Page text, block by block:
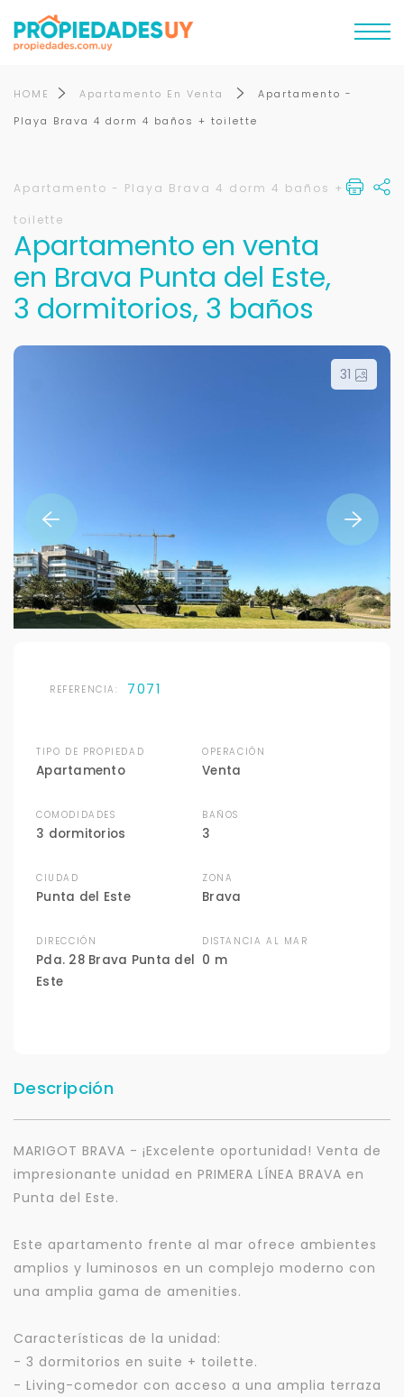
HOME Apartamento En Venta
Apartamento -
Playa Brava 4 dorm 4 baños + toilette
Apartamento - Playa Brava 4 dorm 4 baños +
toilette
Apartamento en venta
en Brava Punta del Este,
3 dormitorios, 3 baños
31
REFERENCIA: 7071
TIPO DE PROPIEDAD
Apartamento
OPERACIÓN
Venta
COMODIDADES
3 dormitorios
BAÑOS
3
CIUDAD
Punta del Este
ZONA
Brava
DIRECCIÓN
Pda. 28 Brava Punta del
Este
DISTANCIA AL MAR
0 m
Descripción
MARIGOT BRAVA - ¡Excelente oportunidad! Venta de
impresionante unidad en PRIMERA LÍNEA BRAVA en
Punta del Este.
Este apartamento frente al mar ofrece ambientes
amplios y luminosos en un complejo moderno con
una amplia gama de amenities.
Características de la unidad:
- 3 dormitorios en suite + toilette.
- Living-comedor con acceso a una amplia terraza